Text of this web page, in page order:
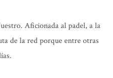
Aficionada al padel, a la
de la red porque entre otras